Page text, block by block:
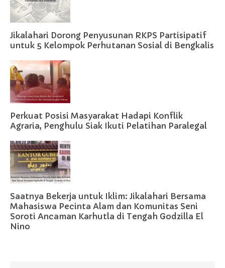
Jikalahari Dorong Penyusunan RKPS Partisipatif
untuk 5 Kelompok Perhutanan Sosial di Bengkalis
Perkuat Posisi Masyarakat Hadapi Konflik
Agraria, Penghulu Siak Ikuti Pelatihan Paralegal
Saatnya Bekerja untuk Iklim: Jikalahari Bersama
Mahasiswa Pecinta Alam dan Komunitas Seni
Soroti Ancaman Karhutla di Tengah Godzilla El
Nino